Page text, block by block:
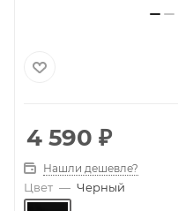
4 590 ₽
Нашли дешевле?
Цвет — Черный